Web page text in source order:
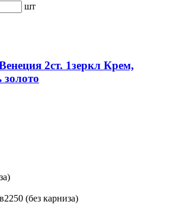
шт
2ст. 1зеркл Крем,
(без карниза)